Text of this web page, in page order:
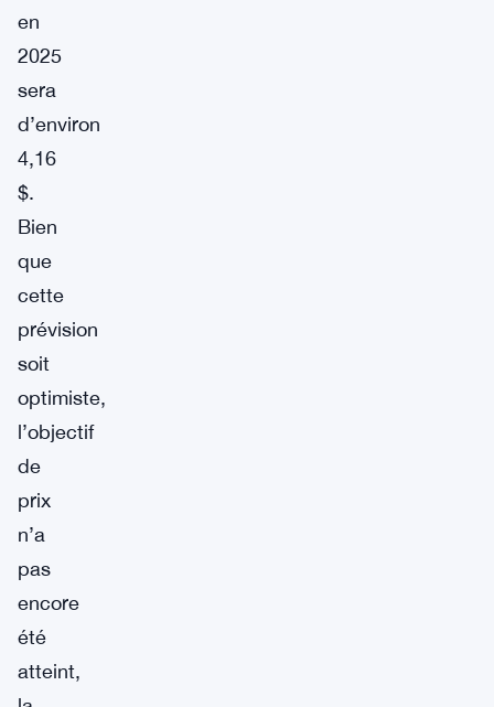
en
2025
sera
d’environ
4,16
$.
Bien
que
cette
prévision
soit
optimiste,
l’objectif
de
prix
n’a
pas
encore
été
atteint,